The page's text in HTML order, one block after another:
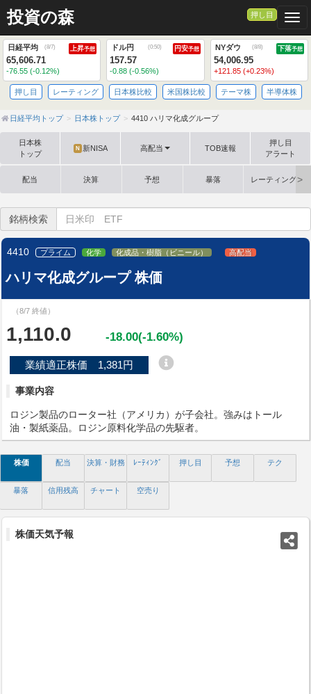
投資の森 押し目
日経平均 (8/7) 上昇予想
65,606.71
-76.55 (-0.12%)
ドル円 (0:50) 円安予想
157.57
-0.88 (-0.56%)
NYダウ (8/8) 下落予想
54,006.95
+121.85 (+0.23%)
押し目 レーティング 日本株比較 米国株比較 テーマ株 半導体株
日経平均トップ 日本株トップ 4410 ハリマ化成グループ
日本株
トップ
N 新NISA 高配当 TOB速報
押し目
アラート
配当 決算 予想 暴落 レーティング格
銘柄検索
4410 プライム 化学 化成品・樹脂（ビニール） 高配当
ハリマ化成グループ 株価
（8/7 終値）
1,110.0 -18.00(-1.60%)
業績適正株価 1,381円
事業内容
ロジン製品のローター社（アメリカ）が子会社。強みはトール
油・製紙薬品。ロジン原料化学品の先駆者。
株価 配当 決算・財務 ﾚｰﾃｨﾝｸﾞ 押し目 予想 テク
暴落 信用残高 チャート 空売り
株価天気予報